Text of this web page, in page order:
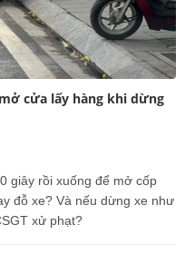
cửa lấy hàng khi dừng
giây rồi xuống để mở cốp
đỗ xe? Và nếu dừng xe như
xử phạt?